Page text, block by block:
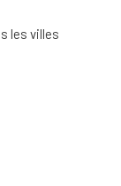
les villes